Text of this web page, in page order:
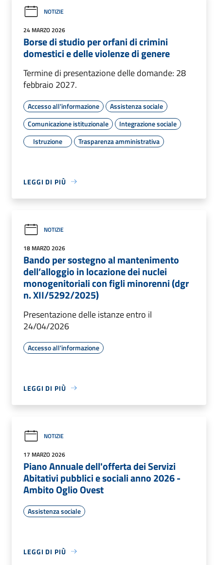
NOTIZIE
24 MARZO 2026
Borse di studio per orfani di crimini
domestici e delle violenze di genere
Termine di presentazione delle domande: 28
febbraio 2027.
Accesso all'informazione
Assistenza sociale
Comunicazione istituzionale
Integrazione sociale
Istruzione
Trasparenza amministrativa
LEGGI DI PIÙ
NOTIZIE
18 MARZO 2026
Bando per sostegno al mantenimento
dell’alloggio in locazione dei nuclei
monogenitoriali con figli minorenni (dgr
n. XII/5292/2025)
Presentazione delle istanze entro il
24/04/2026
Accesso all'informazione
LEGGI DI PIÙ
NOTIZIE
17 MARZO 2026
Piano Annuale dell'offerta dei Servizi
Abitativi pubblici e sociali anno 2026 -
Ambito Oglio Ovest
Assistenza sociale
LEGGI DI PIÙ